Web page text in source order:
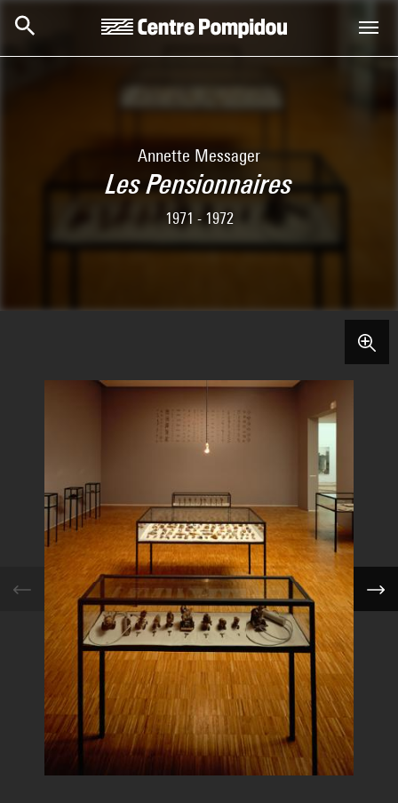
Annette Messager
Les Pensionnaires
1971 - 1972